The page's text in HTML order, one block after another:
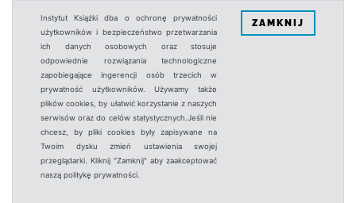
Instytut Książki dba o ochronę prywatności
użytkowników i bezpieczeństwo przetwarzania
ich danych osobowych oraz stosuje
odpowiednie rozwiązania technologiczne
zapobiegające ingerencji osób trzecich w
prywatność użytkowników. Używamy także
plików cookies, by ułatwić korzystanie z naszych
serwisów oraz do celów statystycznych.Jeśli nie
chcesz, by pliki cookies były zapisywane na
Twoim dysku zmień ustawienia swojej
przeglądarki. Kliknij "Zamknij" aby zaakceptować
naszą politykę prywatności.
ZAMKNIJ